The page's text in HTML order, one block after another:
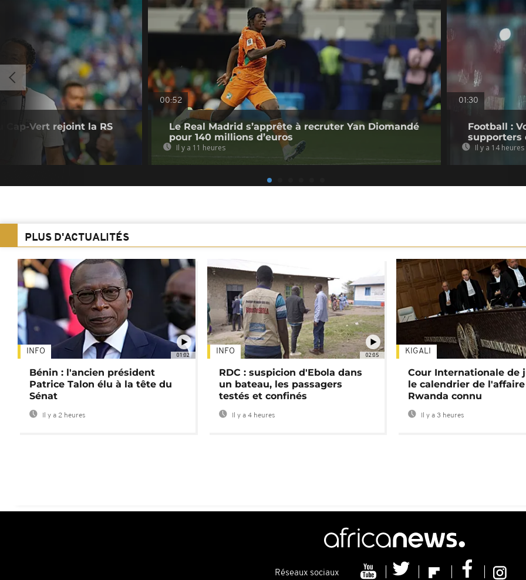
Cap-Vert rejoint la RS
00:52
Le Real Madrid s’apprête à recruter Yan Diomandé
pour 140 millions d’euros
Il y a 11 heures
01:30
Football :
supporters
Il y a 14 heures
PLUS D'ACTUALITÉS
01:02
INFO
Bénin : l'ancien président
Patrice Talon élu à la tête du
Sénat
Il y a 2 heures
02:05
INFO
RDC : suspicion d'Ebola dans
un bateau, les passagers
testés et confinés
Il y a 4 heures
KIGALI
Cour Internationale de
le calendrier de l'affaire
Rwanda connu
Il y a 3 heures
Réseaux sociaux